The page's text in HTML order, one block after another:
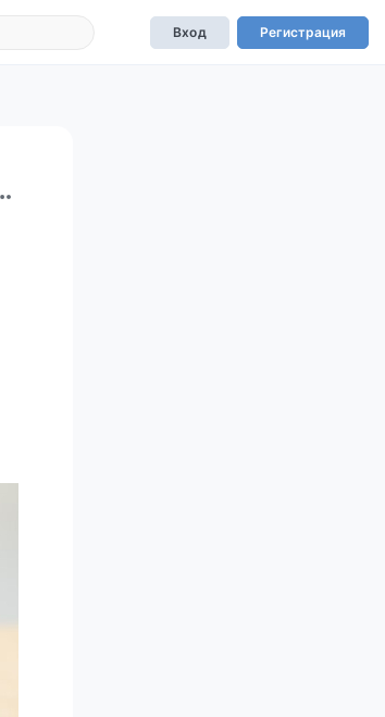
Вход Регистрация